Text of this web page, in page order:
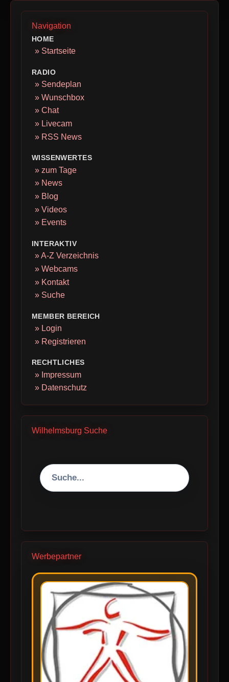
Navigation
HOME
» Startseite
RADIO
» Sendeplan
» Wunschbox
» Chat
» Livecam
» RSS News
WISSENWERTES
» zum Tage
» News
» Blog
» Videos
» Events
INTERAKTIV
» A-Z Verzeichnis
» Webcams
» Kontakt
» Suche
MEMBER BEREICH
» Login
» Registrieren
RECHTLICHES
» Impressum
» Datenschutz
Wilhelmsburg Suche
Werbepartner